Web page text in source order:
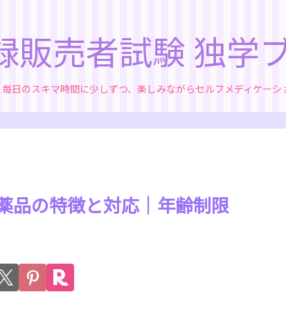
販売者試験 独学
毎日のスキマ時間に少しずつ、楽しみながらセルフメディケーシ
品の特徴と対応｜年齢制限